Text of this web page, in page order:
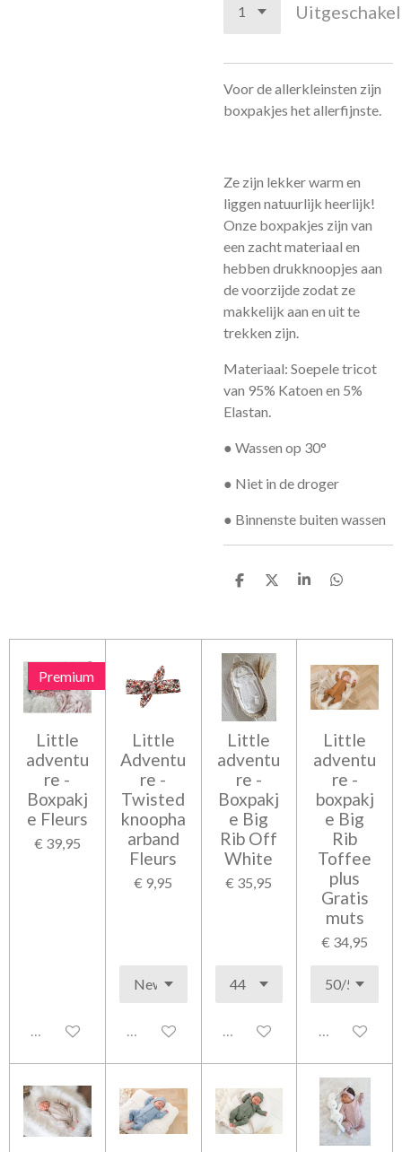
Voor de allerkleinsten zijn
boxpakjes het allerfijnste.
Ze zijn lekker warm en
liggen natuurlijk heerlijk!
Onze boxpakjes zijn van
een zacht materiaal en
hebben drukknoopjes aan
de voorzijde zodat ze
makkelijk aan en uit te
trekken zijn.
Materiaal: Soepele tricot
van 95% Katoen en 5%
Elastan.
● Wassen op 30°
● Niet in de droger
● Binnenste buiten wassen
D
n
D
S
e
D
n
Premium
Little
adventu
re -
Boxpakj
e Fleurs
€ 39,95
Uitgeschakeld
Little
Adventu
re -
Twisted
knoopha
arband
Fleurs
€ 9,95
Uitgeschakeld
Little
adventu
re -
Boxpakj
e Big
Rib Off
White
€ 35,95
Uitgeschakeld
Little
adventu
re -
boxpakj
e Big
Rib
Toffee
plus
Gratis
muts
€ 34,95